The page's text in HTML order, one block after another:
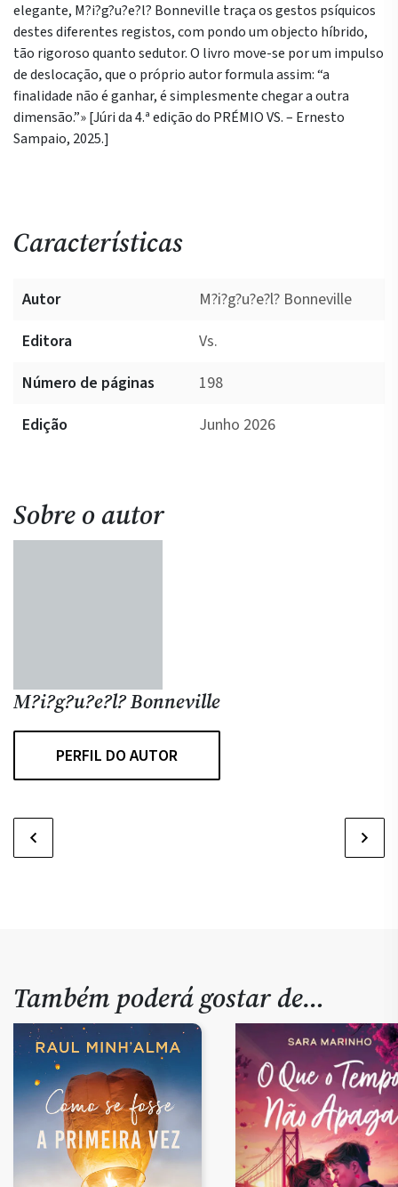
elegante, M?i?g?u?e?l? Bonneville traça os gestos psíquicos
destes diferentes registos, com pondo um objecto híbrido,
tão rigoroso quanto sedutor. O livro move-se por um impulso
de deslocação, que o próprio autor formula assim: “a
finalidade não é ganhar, é simplesmente chegar a outra
dimensão.”» [Júri da 4.ª edição do PRÉMIO VS. – Ernesto
Sampaio, 2025.]
Características
Autor
M?i?g?u?e?l? Bonneville
Editora
Vs.
Número de páginas
198
Edição
Junho 2026
Sobre o autor
M?i?g?u?e?l? Bonneville
PERFIL DO AUTOR
Também poderá gostar de…